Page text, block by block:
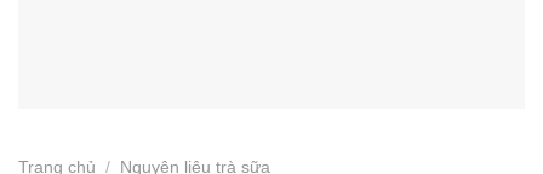
Trang chủ / Nguyên liệu trà sữa